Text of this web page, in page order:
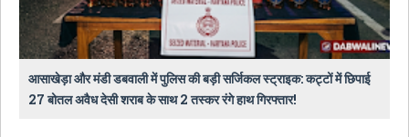
आसाखेड़ा और मंडी डबवाली में पुलिस की बड़ी सर्जिकल स्ट्राइक: कट्टों में छिपाई
27 बोतल अवैध देसी शराब के साथ 2 तस्कर रंगे हाथ गिरफ्तार!